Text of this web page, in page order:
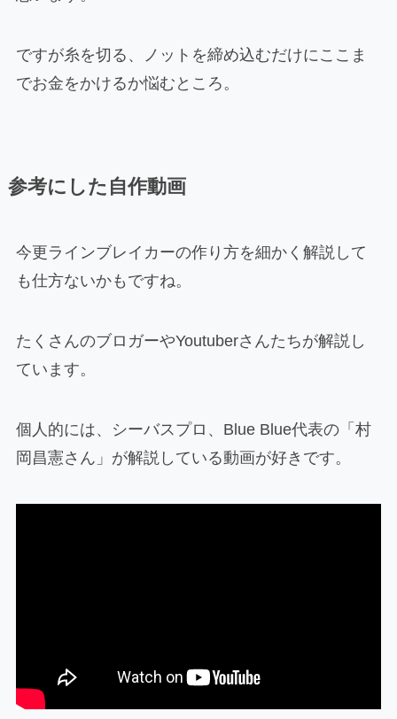
ですが糸を切る、ノットを締め込むだけにここま
でお金をかけるか悩むところ。
参考にした自作動画
今更ラインブレイカーの作り方を細かく解説して
も仕方ないかもですね。
たくさんのブロガーやYoutuberさんたちが解説し
ています。
個人的には、シーバスプロ、Blue Blue代表の「村
岡昌憲さん」が解説している動画が好きです。